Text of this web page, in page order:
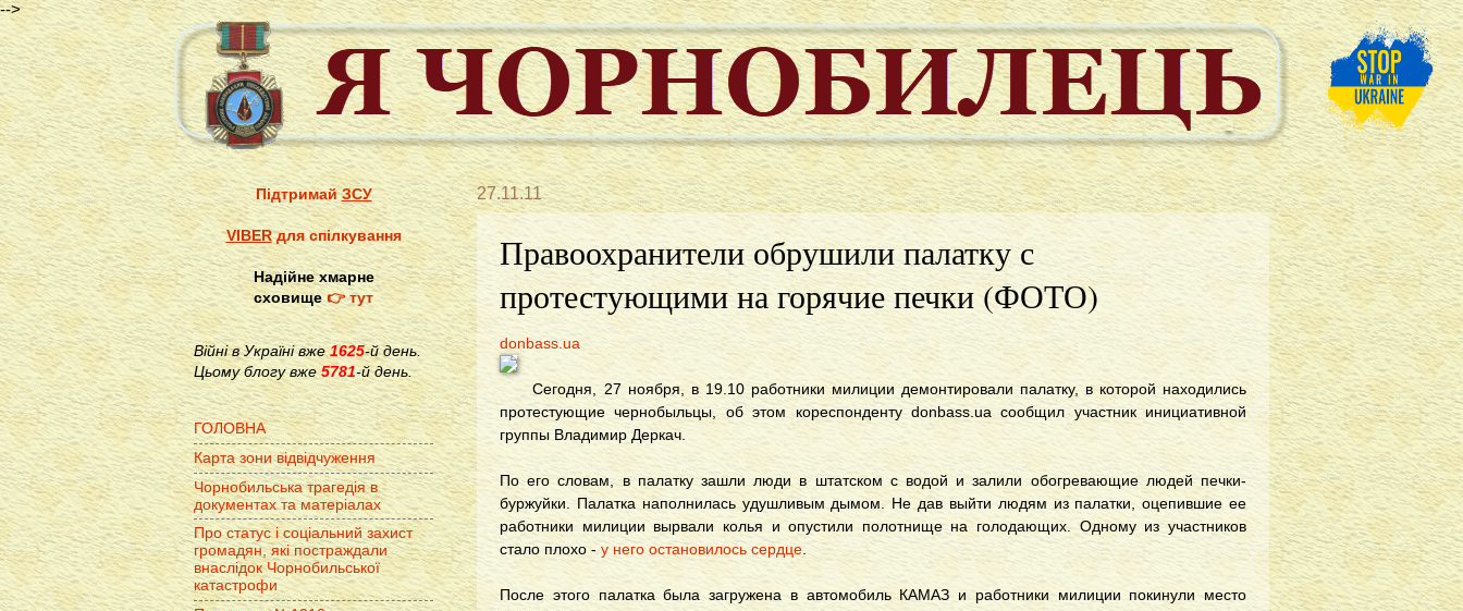
-->
27.11.11
Правоохранители обрушили палатку с
протестующими на горячие печки (ФОТО)
donbass.ua
Cегодня, 27 ноября, в 19.10 работники милиции демонтировали палатку, в которой находились
протестующие чернобыльцы, об этом кореспонденту donbass.ua сообщил участник инициативной
группы Владимир Деркач.
По его словам, в палатку зашли люди в штатском с водой и залили обогревающие людей печки-
буржуйки. Палатка наполнилась удушливым дымом. Не дав выйти людям из палатки, оцепившие ее
работники милиции вырвали колья и опустили полотнище на голодающих. Одному из участников
стало плохо - у него остановилось сердце.
После этого палатка была загружена в автомобиль КАМАЗ и работники милиции покинули место
ПідтримайЗСУ
VIBERдля спілкування
Надійне хмарне
сховище👉 тут
Війні в Україні вже1625-й день.
Цьому блогу вже 5781-й день.
ГОЛОВНА
Карта зони відвідчуження
Чорнобильська трагедія в
документах та матеріалах
Про статус і соціальний захист
громадян, які постраждали
внаслідок Чорнобильської
катастрофи